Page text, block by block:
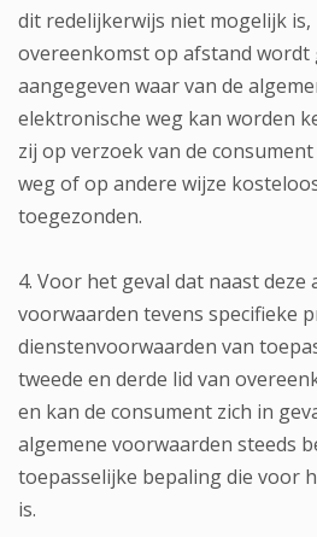
dit redelijkerwijs niet mogelijk is,
overeenkomst op afstand wordt
aangegeven waar van de
elektronische weg kan worden
zij op verzoek van de
weg of op andere wijze
toegezonden.
4. Voor het geval dat naast deze
voorwaarden tevens specifieke
dienstenvoorwaarden van
tweede en derde lid van
en kan de consument zich in
algemene voorwaarden steeds
toepasselijke bepaling die voor
is.